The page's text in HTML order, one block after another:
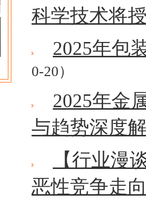
科学技术将
2025年包
0-20）
2025年金
与趋势深度
【行业漫
恶性竞争走